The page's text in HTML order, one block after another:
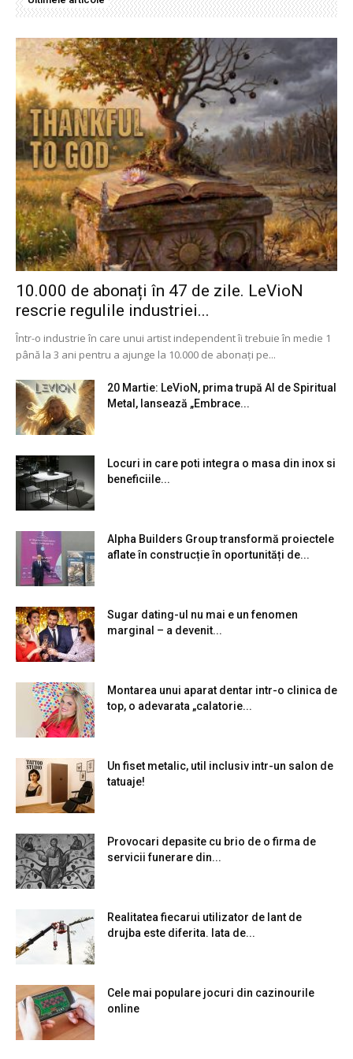
10.000 de abonați în 47 de zile. LeVioN
rescrie regulile industriei...
Într-o industrie în care unui artist independent îi trebuie în medie 1
până la 3 ani pentru a ajunge la 10.000 de abonați pe...
20 Martie: LeVioN, prima trupă AI de Spiritual
Metal, lansează „Embrace...
Locuri in care poti integra o masa din inox si
beneficiile...
Alpha Builders Group transformă proiectele
aflate în construcție în oportunități de...
Sugar dating-ul nu mai e un fenomen
marginal – a devenit...
Montarea unui aparat dentar intr-o clinica de
top, o adevarata „calatorie...
Un fiset metalic, util inclusiv intr-un salon de
tatuaje!
Provocari depasite cu brio de o firma de
servicii funerare din...
Realitatea fiecarui utilizator de lant de
drujba este diferita. Iata de...
Cele mai populare jocuri din cazinourile
online